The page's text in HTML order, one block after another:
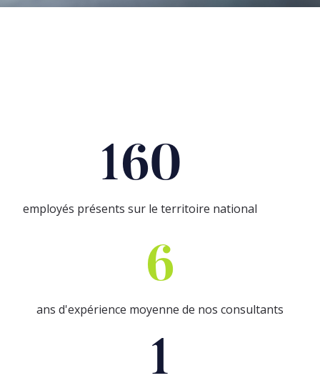
160
employés présents sur le territoire national
6
ans d'expérience moyenne de nos consultants
1